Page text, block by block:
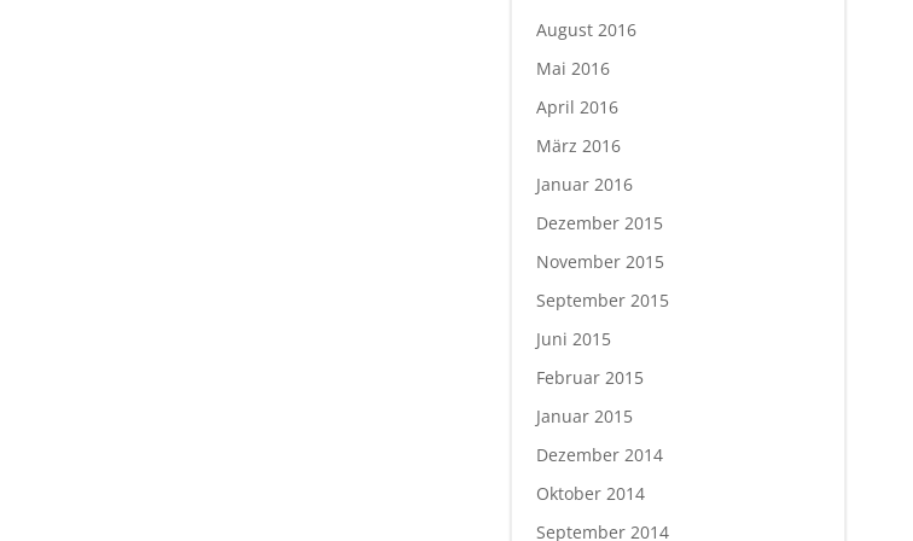
August 2016
Mai 2016
April 2016
März 2016
Januar 2016
Dezember 2015
November 2015
September 2015
Juni 2015
Februar 2015
Januar 2015
Dezember 2014
Oktober 2014
September 2014